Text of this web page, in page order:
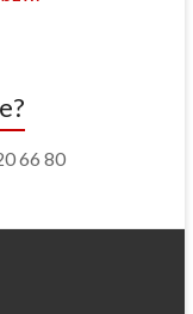
66 80